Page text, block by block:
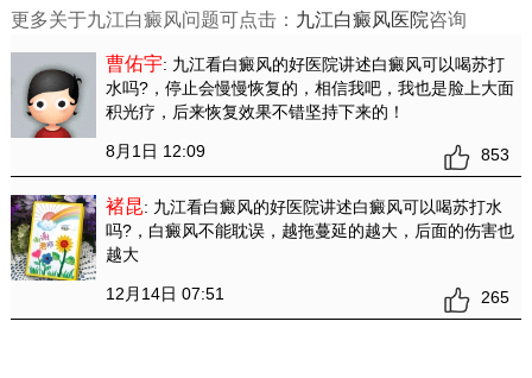
更多关于九江白癜风问题可点击： 九江白癜风医院咨询
曹佑宇: 九江看白癜风的好医院讲述白癜风可以喝苏打
水吗? ，停止会慢慢恢复的，相信我吧，我也是脸上大面
积光疗，后来恢复效果不错坚持下来的！
8月1日 12:09 853
褚昆: 九江看白癜风的好医院讲述白癜风可以喝苏打水
吗? ，白癜风不能耽误，越拖蔓延的越大，后面的伤害也
越大
12月14日 07:51 265